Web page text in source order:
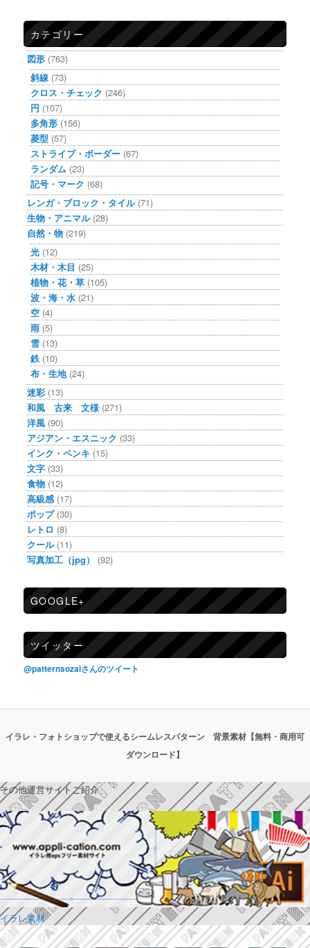
カテゴリー
図形 (763)
斜線 (73)
クロス・チェック (246)
円 (107)
多角形 (156)
菱型 (57)
ストライプ・ボーダー (67)
ランダム (23)
記号・マーク (68)
レンガ・ブロック・タイル(71)
生物・アニマル(28)
自然・物 (219)
光 (12)
木材・木目 (25)
植物・花・草 (105)
波・海・水 (21)
空 (4)
雨 (5)
雪 (13)
鉄 (10)
布・生地(24)
迷彩 (13)
和風 古来 文様 (271)
洋風 (90)
アジアン・エスニック (33)
インク・ペンキ (15)
文字 (33)
食物 (12)
高級感 (17)
ポップ(30)
レトロ (8)
クール(11)
写真加工（jpg）
(92)
GOOGLE+
ツイッター
@patternsozaiさんのツイート
イラレ・フォトショップで使えるシームレスパターン 背景素材【無料・商用可
ダウンロード】
その他運営サイトご紹介
イラレ素材